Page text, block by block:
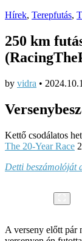
Hírek, Terepfutás,
250 km
by vidra •
Kettő csodálatos
The 20-Year Race
Detti beszámolóját
A verseny előtt pár